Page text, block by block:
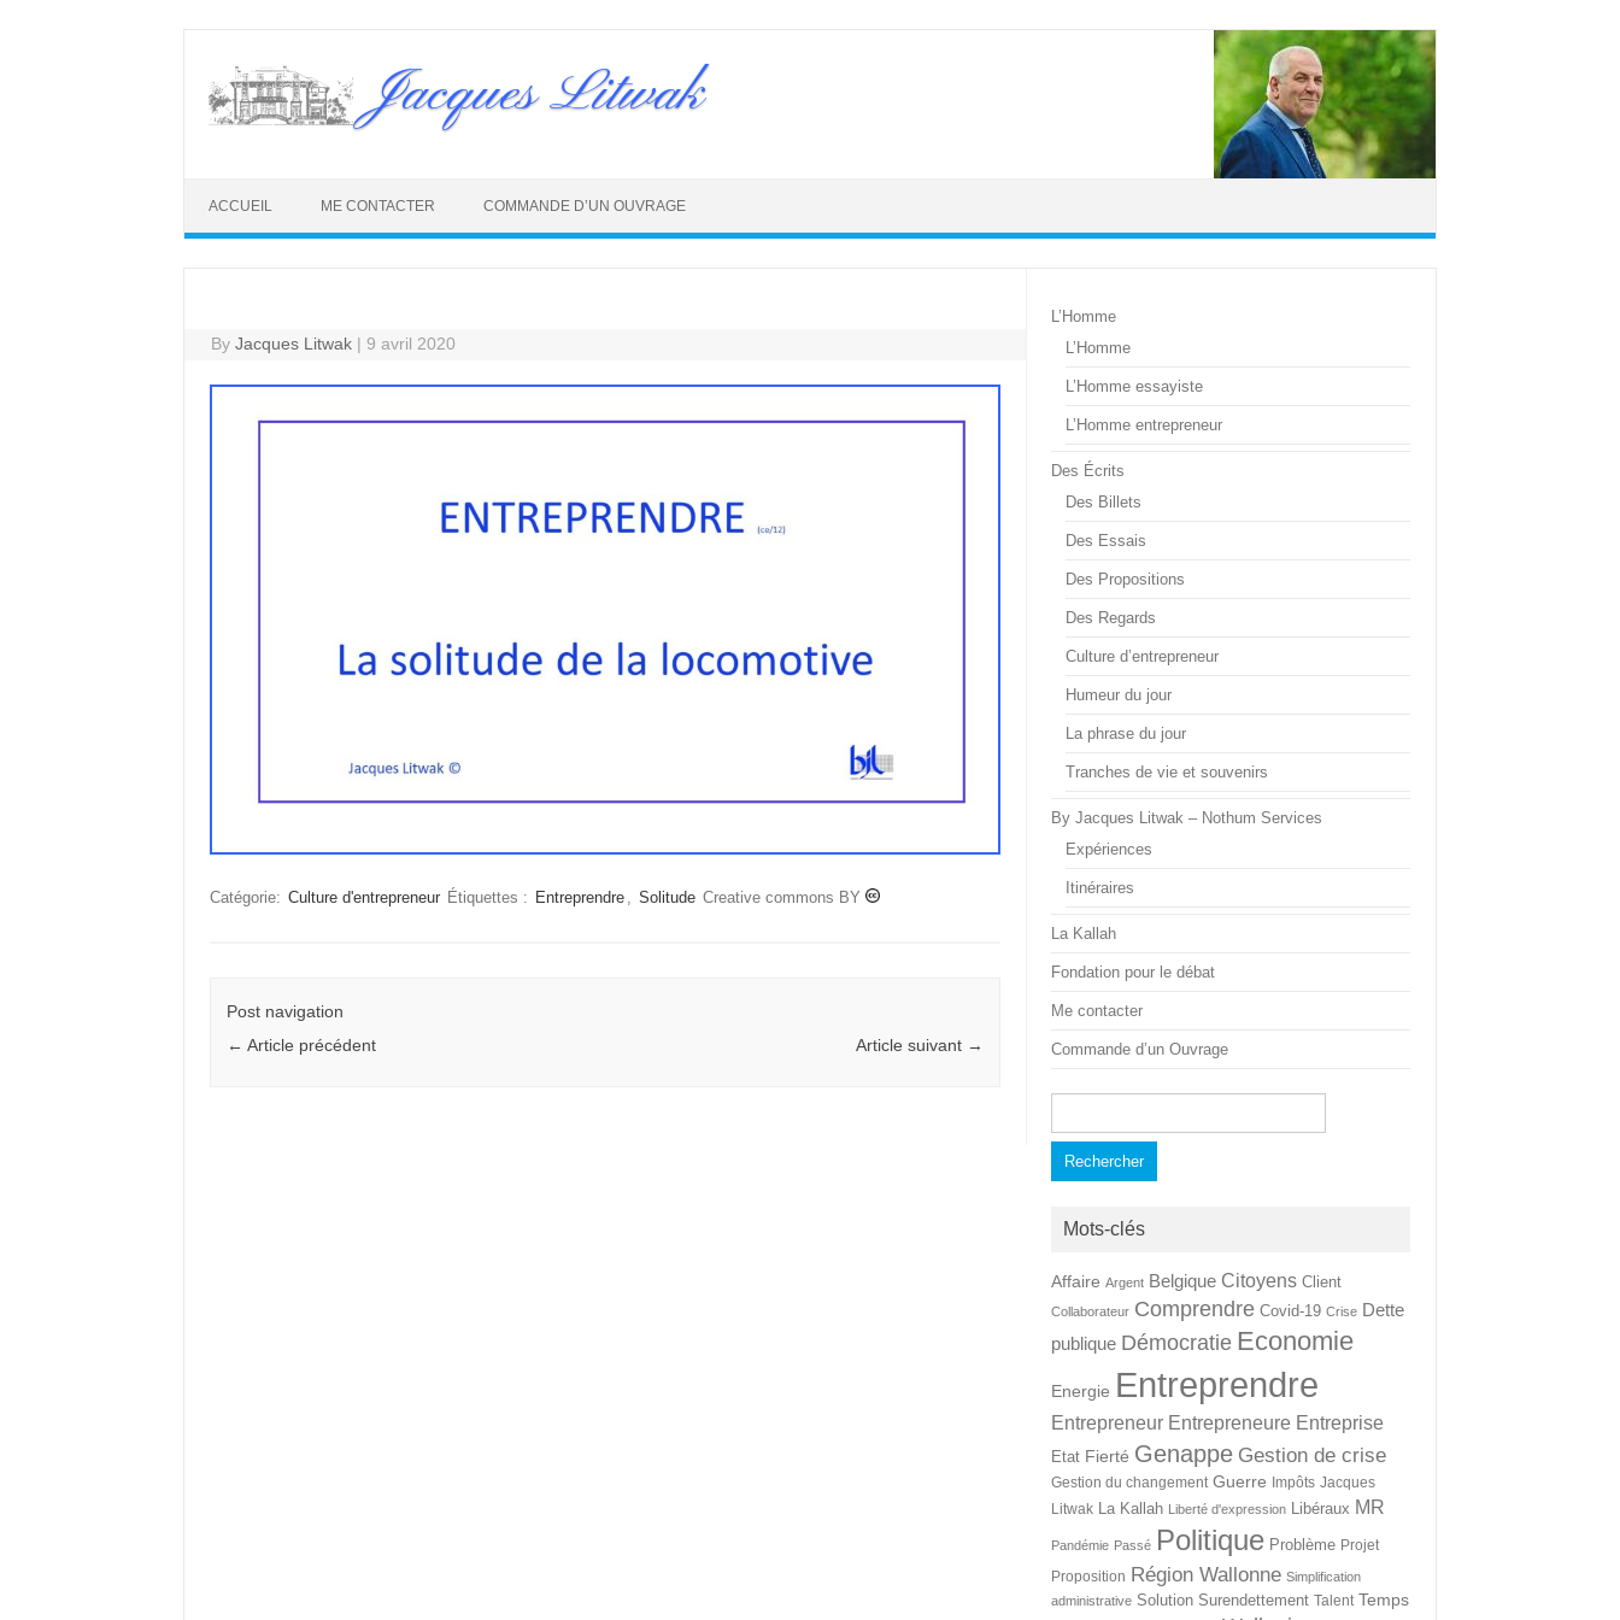
content
Jacques Litwak
ACCUEIL ME CONTACTER COMMANDE D’UN OUVRAGE
ByJacques Litwak | 9 avril 2020
Catégorie: Culture d'entrepreneur Étiquettes : Entreprendre Solitude Creative commons BY
Post navigation
← Article précédent Article suivant →
L’Homme
L’Homme
L’Homme essayiste
L’Homme entrepreneur
Des Écrits
Des Billets
Des Essais
Des Propositions
Des Regards
Culture d’entrepreneur
Humeur du jour
La phrase du jour
Tranches de vie et souvenirs
By Jacques Litwak – Nothum Services
Expériences
Itinéraires
La Kallah
Fondation pour le débat
Me contacter
Commande d’un Ouvrage
Mots-clés
Affaire Argent Belgique Citoyens Client
Collaborateur Comprendre Covid-19 Crise Dette
publique Démocratie Economie
Energie Entreprendre
Entrepreneur Entrepreneure Entreprise
Etat Fierté Genappe Gestion de crise
Gestion du changement Guerre Impôts Jacques
Litwak La Kallah Liberté d'expression Libéraux MR
Pandémie Passé Politique Problème Projet
Proposition Région Wallonne Simplification
administrative Solution Surendettement Talent Temps